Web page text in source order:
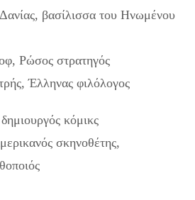
βασίλισσα του Ηνωμένου
Ρώσος στρατηγός
Έλληνας φιλόλογος
κόμικς
σκηνοθέτης,